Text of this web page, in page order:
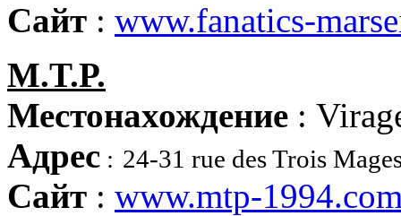
Сайт : www.fanatics-
M.T.P.
Местонахождение :
Адрес : 24-31 rue des Trois
Сайт : www.mtp-